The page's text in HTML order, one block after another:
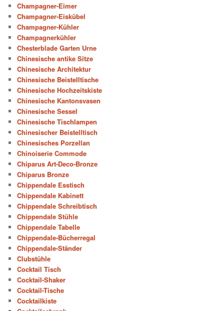
Champagner-Eimer
Champagner-Eiskübel
Champagner-Kühler
Champagnerkühler
Chesterblade Garten Urne
Chinesische antike Sitze
Chinesische Architektur
Chinesische Beistelltische
Chinesische Hochzeitskiste
Chinesische Kantonsvasen
Chinesische Sessel
Chinesische Tischlampen
Chinesischer Beistelltisch
Chinesisches Porzellan
Chinoiserie Commode
Chiparus Art-Deco-Bronze
Chiparus Bronze
Chippendale Esstisch
Chippendale Kabinett
Chippendale Schreibtisch
Chippendale Stühle
Chippendale Tabelle
Chippendale-Bücherregal
Chippendale-Ständer
Clubstühle
Cocktail Tisch
Cocktail-Shaker
Cocktail-Tische
Cocktailkiste